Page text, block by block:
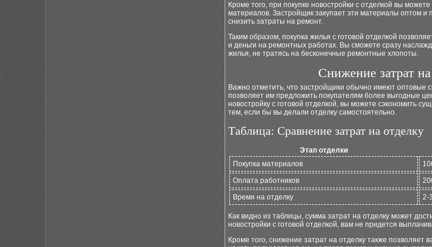
Кроме того, при покупке новостройки с отделкой вы
материалов. Застройщик закупает эти материалы оптом и
снизить затраты на ремонт.
Таким образом, покупка жилья с готовой отделкой
и деньги на ремонтных работах. Вы сможете сразу
жилья, не тратясь на бесконечные ремонтные хлопоты.
Снижение затрат
Важно отметить, что застройщики обычно имеют оптовые
позволяет им предложить покупателям более выгодные
новостройку с готовой отделкой, вы можете сэкономить
тем, если бы вы делали отделку самостоятельно.
Таблица: Сравнение затрат на отделку
Этап отделки
Покупка материалов
Оплата работников
Время на отделку
2-
Как видно из таблицы, сумма затрат на отделку может
новостройки с готовой отделкой, вам не придется
Кроме того, снижение затрат на отделку также позволяет